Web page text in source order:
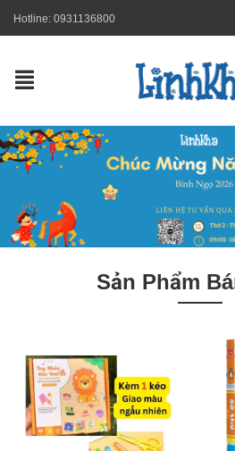
Hotline: 0931136800
Sản Phẩm